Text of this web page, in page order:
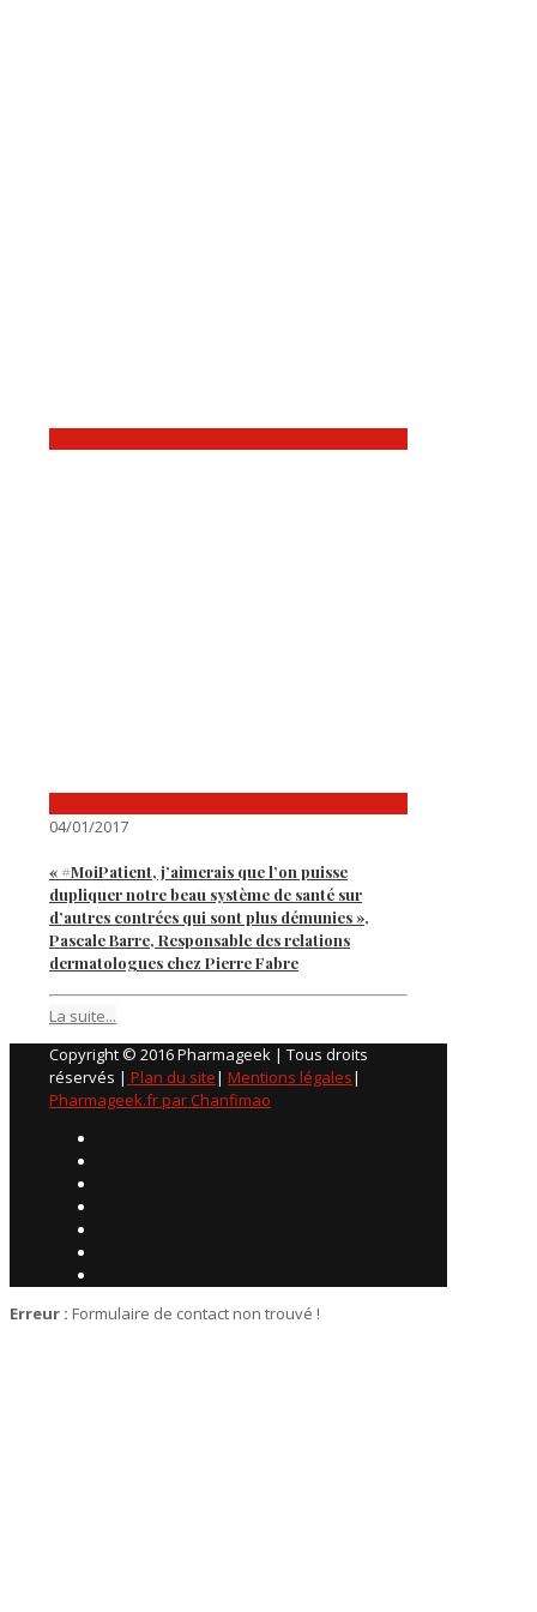
04/01/2017
« #MoiPatient, j’aimerais que l’on puisse
dupliquer notre beau système de santé sur
d’autres contrées qui sont plus démunies »,
Pascale Barre, Responsable des relations
dermatologues chez Pierre Fabre
La suite...
Copyright © 2016 Pharmageek | Tous droits
réservés | Plan du site| Mentions légales|
Pharmageek.fr par Chanfimao
Erreur : Formulaire de contact non trouvé !